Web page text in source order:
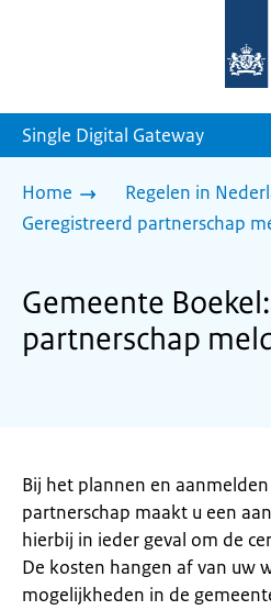
homepage
Single Digital Gateway
Home
Regelen in
Geregistreerd partnerschap
Gemeente
partnerschap
Bij het plannen en
partnerschap maakt u een
hierbij in ieder geval om de
De kosten hangen af van uw
mogelijkheden in de